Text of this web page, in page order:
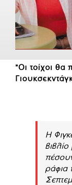
"Οι τοίχοι θα
Η
βιβλίο
ράφια